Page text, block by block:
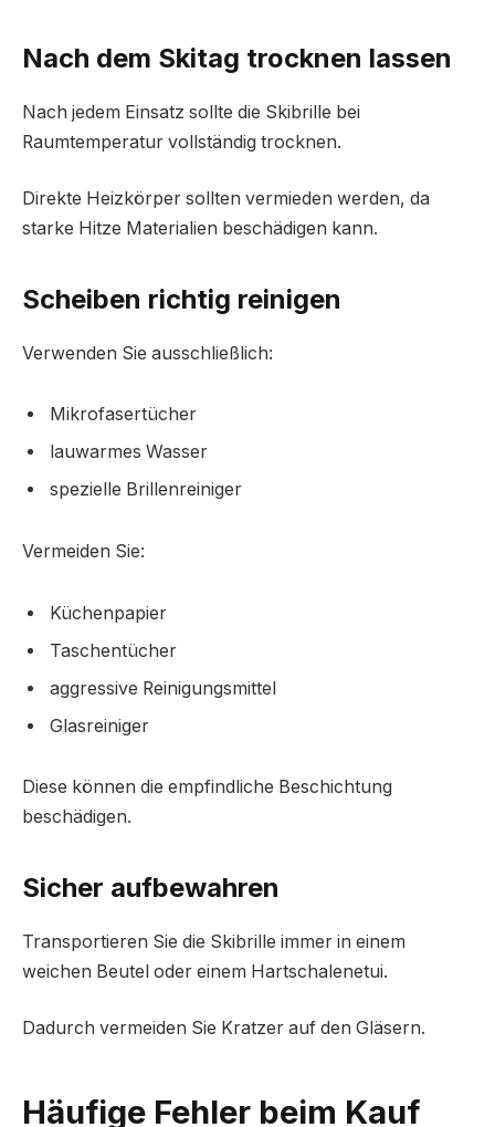
Nach dem Skitag trocknen lassen
Nach jedem Einsatz sollte die Skibrille bei
Raumtemperatur vollständig trocknen.
Direkte Heizkörper sollten vermieden werden, da
starke Hitze Materialien beschädigen kann.
Scheiben richtig reinigen
Verwenden Sie ausschließlich:
Mikrofasertücher
lauwarmes Wasser
spezielle Brillenreiniger
Vermeiden Sie:
Küchenpapier
Taschentücher
aggressive Reinigungsmittel
Glasreiniger
Diese können die empfindliche Beschichtung
beschädigen.
Sicher aufbewahren
Transportieren Sie die Skibrille immer in einem
weichen Beutel oder einem Hartschalenetui.
Dadurch vermeiden Sie Kratzer auf den Gläsern.
Häufige Fehler beim Kauf